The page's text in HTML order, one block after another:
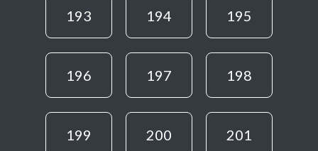
193 194 195
196 197 198
199 200 201